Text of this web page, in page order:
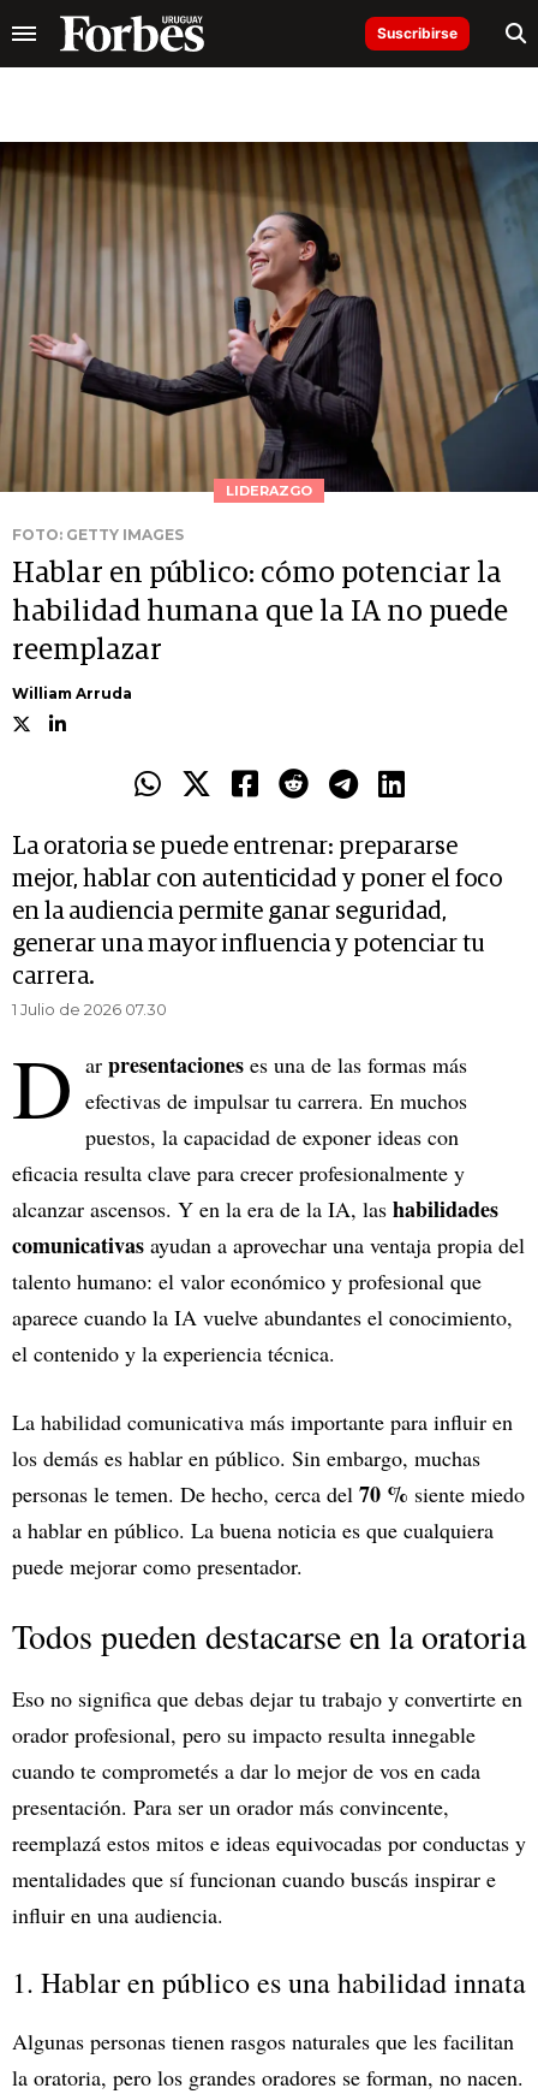
Suscribirse
LIDERAZGO
FOTO: GETTY IMAGES
Hablar en público: cómo potenciar la
habilidad humana que la IA no puede
reemplazar
William Arruda
La oratoria se puede entrenar: prepararse
mejor, hablar con autenticidad y poner el foco
en la audiencia permite ganar seguridad,
generar una mayor influencia y potenciar tu
carrera.
1 Julio de 2026 07.30
D ar presentaciones es una de las formas más
efectivas de impulsar tu carrera. En muchos
puestos, la capacidad de exponer ideas con
eficacia resulta clave para crecer profesionalmente y
alcanzar ascensos. Y en la era de la IA, las habilidades
comunicativas ayudan a aprovechar una ventaja propia del
talento humano: el valor económico y profesional que
aparece cuando la IA vuelve abundantes el conocimiento,
el contenido y la experiencia técnica.
La habilidad comunicativa más importante para influir en
los demás es hablar en público. Sin embargo, muchas
personas le temen. De hecho, cerca del 70 % siente miedo
a hablar en público. La buena noticia es que cualquiera
puede mejorar como presentador.
Todos pueden destacarse en la oratoria
Eso no significa que debas dejar tu trabajo y convertirte en
orador profesional, pero su impacto resulta innegable
cuando te comprometés a dar lo mejor de vos en cada
presentación. Para ser un orador más convincente,
reemplazá estos mitos e ideas equivocadas por conductas y
mentalidades que sí funcionan cuando buscás inspirar e
influir en una audiencia.
1. Hablar en público es una habilidad innata
Algunas personas tienen rasgos naturales que les facilitan
la oratoria, pero los grandes oradores se forman, no nacen.